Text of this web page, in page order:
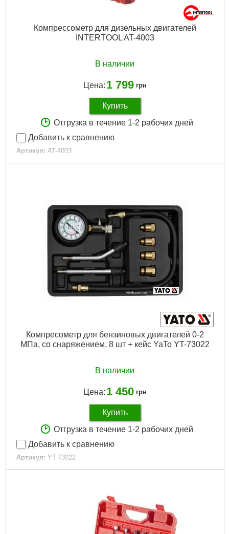
Компрессометр для дизельных двигателей
INTERTOOL AT-4003
В наличии
Цена: 1 799 грн
Купить
Отгрузка в течение 1-2 рабочих дней
Добавить к сравнению
Артикул: AT-4003
Код товара: 10.00.03
Подробнее...
Компресометр для бензиновых двигателей 0-2
МПа, со снаряжением, 8 шт + кейс YaTo YT-73022
В наличии
Цена: 1 450 грн
Купить
Отгрузка в течение 1-2 рабочих дней
Добавить к сравнению
Артикул: YT-73022
Код товара: 22.66.83
Подробнее...